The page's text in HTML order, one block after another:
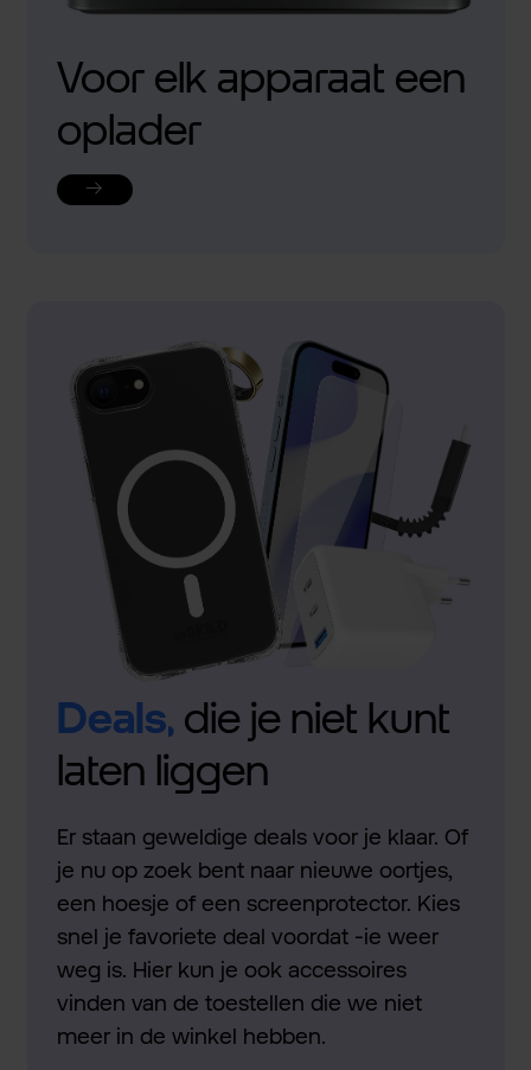
Voor elk apparaat een
oplader
Deals,die je niet kunt
laten liggen
Er staan geweldige deals voor je klaar. Of
je nu op zoek bent naar nieuwe oortjes,
een hoesje of een screenprotector. Kies
snel je favoriete deal voordat -ie weer
weg is. Hier kun je ook accessoires
vinden van de toestellen die we niet
meer in de winkel hebben.